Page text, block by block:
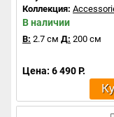
Коллекция:
В наличии
В: 2.7 см Д: 200 см
Цена: 6 490 Р.